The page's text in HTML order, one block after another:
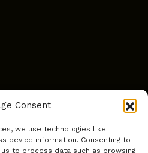
Consent
we use technologies like
device information. Consenting to
to process data such as browsing